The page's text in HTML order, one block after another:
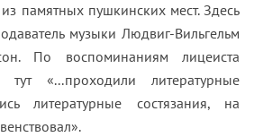
памятных пушкинских мест. Здесь
музыки Людвиг-Вильгельм
По воспоминаниям лицеиста
«...проходили литературные
литературные состязания, на